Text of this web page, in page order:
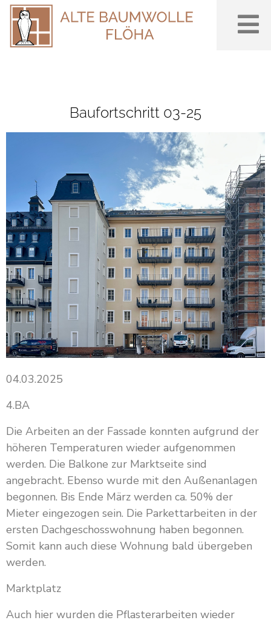
Baufortschritt 03-25
04.03.2025
4.BA
Die Arbeiten an der Fassade konnten aufgrund der
höheren Temperaturen wieder aufgenommen
werden. Die Balkone zur Marktseite sind
angebracht. Ebenso wurde mit den Außenanlagen
begonnen. Bis Ende März werden ca. 50% der
Mieter eingezogen sein. Die Parkettarbeiten in der
ersten Dachgeschosswohnung haben begonnen.
Somit kann auch diese Wohnung bald übergeben
werden.
Marktplatz
Auch hier wurden die Pflasterarbeiten wieder